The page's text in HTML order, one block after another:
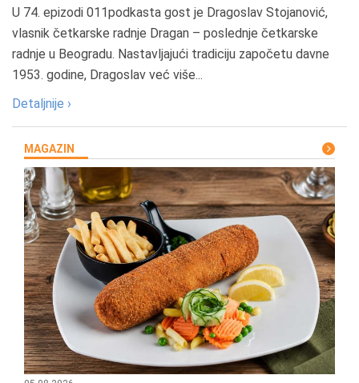
U 74. epizodi 011podkasta gost je Dragoslav Stojanović,
vlasnik četkarske radnje Dragan – poslednje četkarske
radnje u Beogradu. Nastavljajući tradiciju započetu davne
1953. godine, Dragoslav već više...
Detaljnije ›
MAGAZIN